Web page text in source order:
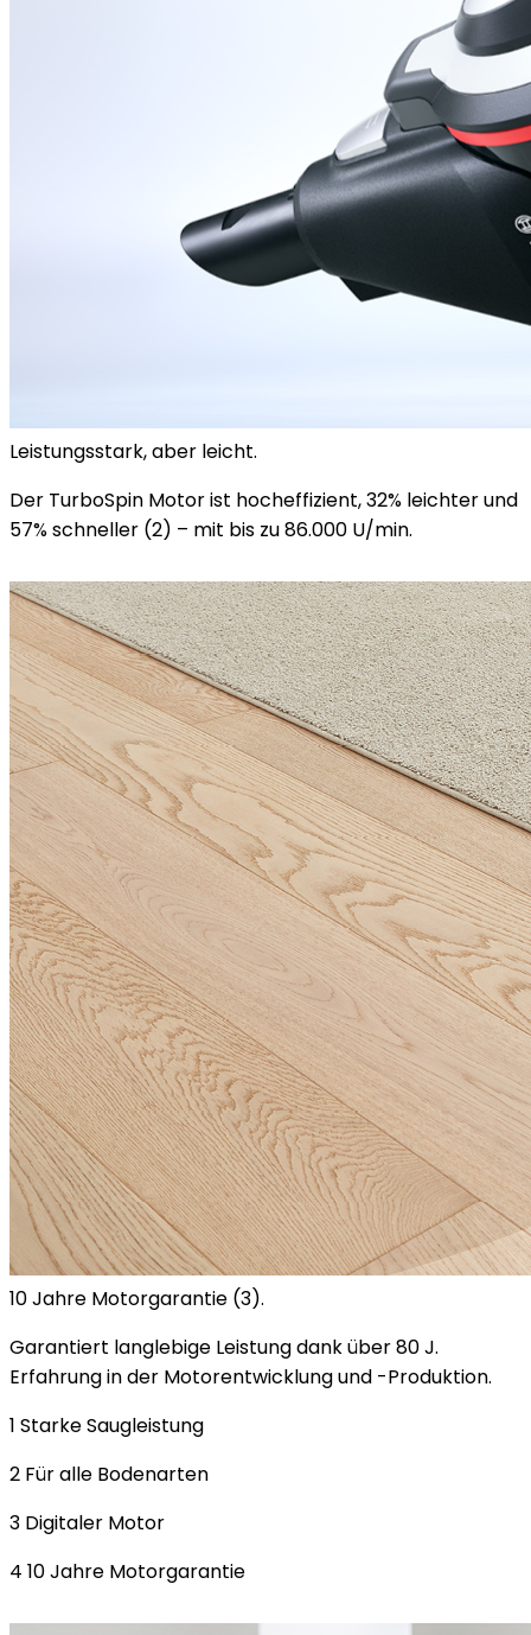
Leistungsstark, aber leicht.
Der TurboSpin Motor ist hocheffizient, 32% leichter und
57% schneller (2) – mit bis zu 86.000 U/min.
10 Jahre Motorgarantie (3).
Garantiert langlebige Leistung dank über 80 J.
Erfahrung in der Motorentwicklung und -Produktion.
1 Starke Saugleistung
2 Für alle Bodenarten
3 Digitaler Motor
4 10 Jahre Motorgarantie